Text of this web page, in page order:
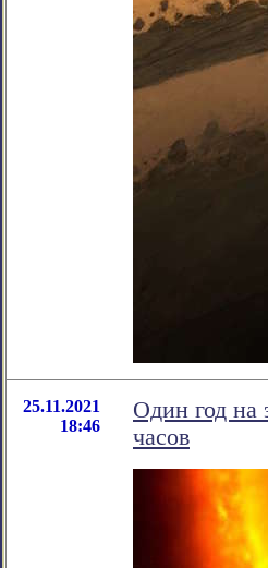
25.11.2021
18:46
Один год на
часов